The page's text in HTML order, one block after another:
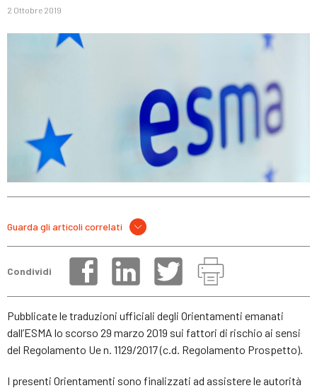
2 Ottobre 2019
Guarda gli articoli correlati
Condividi
Pubblicate le traduzioni ufficiali degli Orientamenti emanati
dall’ESMA lo scorso 29 marzo 2019 sui fattori di rischio ai sensi
del Regolamento Ue n. 1129/2017 (c.d. Regolamento Prospetto).
I presenti Orientamenti sono finalizzati ad assistere le autorità